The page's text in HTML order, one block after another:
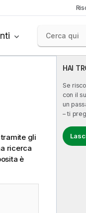
HAI
Se
con il
un
– ti
gli
ricerca
è